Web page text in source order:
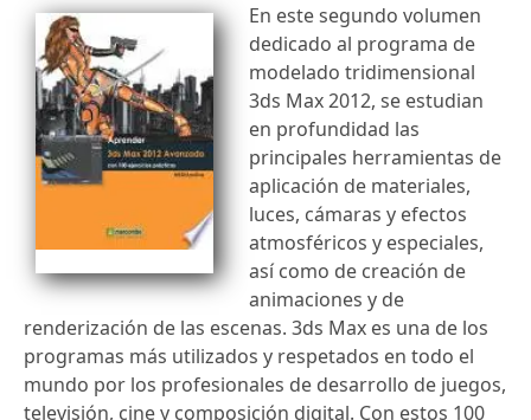
En este segundo volumen
dedicado al programa de
modelado tridimensional
3ds Max 2012, se estudian
en profundidad las
principales herramientas de
aplicación de materiales,
luces, cámaras y efectos
atmosféricos y especiales,
así como de creación de
animaciones y de
renderización de las escenas. 3ds Max es una de los
programas más utilizados y respetados en todo el
mundo por los profesionales de desarrollo de juegos,
televisión, cine y composición digital. Con estos 100